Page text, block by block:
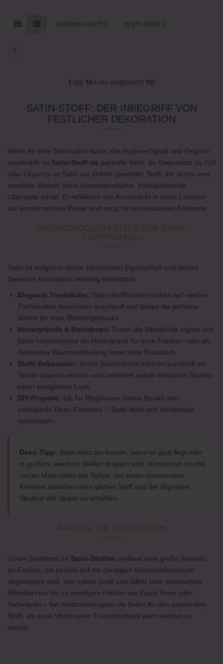
Sortieren nach
Sortieren nach 16 pro Seite
pro Seite
1
1 bis 10 (von insgesamt 10)
SATIN-STOFF: DER INBEGRIFF VON
FESTLICHER DEKORATION
Wenn ihr eine Dekoration sucht, die Hochwertigkeit und Eleganz
ausstrahlt, ist Satin-Stoff die perfekte Wahl. Im Gegensatz zu Tüll
oder Organza ist Satin ein dichter gewebter Stoff, der durch eine
spezielle Webart seine charakteristische, hochglänzende
Oberseite erhält. Er reflektiert das Kerzenlicht in eurer Location
auf wunderschöne Weise und sorgt für ein exklusives Ambiente.
EINSATZMÖGLICHKEITEN FÜR SATIN-
STOFFBAHNEN
Satin ist aufgrund seiner blickdichten Eigenschaft und seines
Gewichts besonders vielseitig einsetzbar:
Elegante Tischläufer: Satin-Stoffbahnen wirken auf weißen
Tischdecken besonders prachtvoll und bilden die perfekte
Bühne für eure Blumengestecke.
Hintergründe & Backdrops: Durch die Blickdichte eignet sich
Satin hervorragend als Hintergrund für eure Fotobox oder als
dekorative Wandverkleidung hinter dem Brauttisch.
Stuhl-Dekoration: Breite Satinbahnen können kunstvoll um
Stühle drapiert werden und verleihen selbst einfachen Stühlen
einen königlichen Look.
DIY-Projekte: Ob für Ringkissen, kleine Beutel oder
individuelle Deko-Elemente – Satin lässt sich wunderbar
verarbeiten.
Deko-Tipp: Satin wirkt am besten, wenn er glatt liegt oder
in großen, weichen Wellen drapiert wird. Kombiniert ihn mit
zarten Materialien wie Spitze, um einen spannenden
Kontrast zwischen dem glatten Stoff und der filigranen
Struktur der Spitze zu schaffen.
FARBEN, DIE BEGEISTERN
Unser Sortiment an Satin-Stoffen umfasst eine große Auswahl
an Farben, die perfekt auf die gängigen Hochzeitskonzepte
abgestimmt sind. Von edlem Gold und Silber über klassisches
Elfenbein bis hin zu trendigen Farben wie Dusty Rose oder
Salbeigrün – bei hochzeitsshopper.de findet ihr den passenden
Stoff, um eure Vision einer Traumhochzeit wahr werden zu
lassen.